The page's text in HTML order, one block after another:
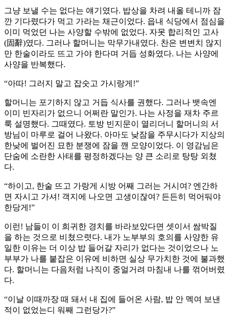
그냥 보낼 수는 없다는 얘기였다. 밥상을 차려 내올 테니까 잠
깐 기다렸다가 먹고 가라는 채근이었다. 읍내 식당에서 점심을
이미 먹었던 나는 사양할 수밖에 없었다. 자못 합리적인 고사
(固辭)였다. 그러나 할머니는 막무가내였다. 찬은 변변치 않지
만 한술이라도 뜨고 가야 한다며 거듭 성화였다. 나는 사양에
사양을 반복했다.
“아따! 그러지 말고 잡숫고 가시랑게!”
할머니는 포기하지 않고 거듭 식사를 권했다. 그러나 뱃속엔
이미 빈자리가 없으니 어쩌란 말인가. 나는 사정을 재차 주르
룩 설명했다. 그때였다. 토방 빈지문이 열리더니 할머니의 서
방님이 마루로 걸어 나왔다. 아마도 낮잠을 주무시다가 지상의
한낮에 벌어진 묘한 분쟁에 잠을 깬 모양이었다. 이 영감님은
단숨에 소란한 사태를 평정하겠다는 양 큰 소리로 탕탕 외쳤
다.
“하이고, 한술 뜨고 가랑게 시방 어째 그러는 거시여? 엔간하
면 자시고 가셔! 객지에 나오면 고생이잖여? 든든히 먹어둬야
한당게!”
이런! 남들이 이 희귀한 경치를 바라보았다면 셋이서 쌈박질
을 하는 것으로 비쳤으렷다. 내가 노부부의 호의를 사양한 유
일한 이유는 더 이상 밥 들어갈 자리가 없다는 것이었으나 노
부부가 나를 붙잡은 이유에 비하면 실상 무가치한 것에 불과했
다. 할머니는 다음처럼 나직이 중얼거려 마침내 나를 꺾어버렸
다.
“이날 이때까장 때 돼서 내 집에 들어온 사람, 밥 안 멕여 보낸
적이 없었는디 워째 그런당가?”